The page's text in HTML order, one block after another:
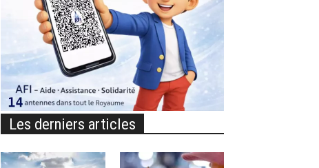
Les derniers articles